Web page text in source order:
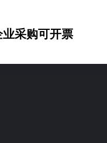
业采购可开票